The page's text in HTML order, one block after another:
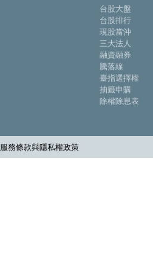
台股大盤
台股排行
現股當沖
三大法人
融資融券
騰落線
臺指選擇權
抽籤申購
除權除息表
服務條款與隱私權政策